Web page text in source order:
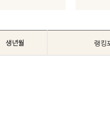
생년월 랭킹